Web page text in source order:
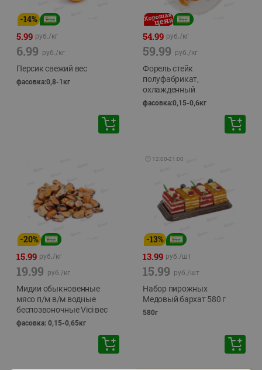
-14%
5.99 руб./кг
6.99 руб./кг
Персик свежий вес
фасовка:0,8-1кг
54.99 руб./кг
59.99 руб./кг
Форель стейк
полуфабрикат,
охлажденный
фасовка:0,15-0,6кг
-20%
15.99 руб./кг
19.99 руб./кг
Мидии обыкновенные
мясо п/м в/м водные
беспозвоночные Vici вес
фасовка: 0,15-0,65кг
🕘 12:00-21:00
-13%
13.99 руб./шт
15.99 руб./шт
Набор пирожных
Медовый бархат 580 г
580г